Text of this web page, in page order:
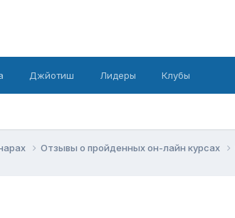
Джйотиш Лидеры Клубы
Отзывы о пройденных он-лайн курсах